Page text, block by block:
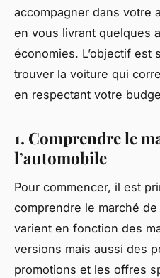
accompagner dans votre
en vous livrant quelques
économies. L’objectif est
trouver la voiture qui
en respectant votre
1. Comprendre le
l’automobile
Pour commencer, il est
comprendre le marché de
varient en fonction des
versions mais aussi des
promotions et les offres